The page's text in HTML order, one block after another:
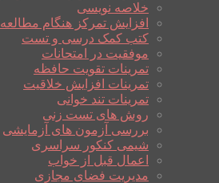
خلاصه نویسی
افزایش تمرکز هنگام مطالعه
کتب کمک درسی و تست
موفقیت در امتحانات
تمرینات تقویت حافظه
تمرینات افزایش خلاقیت
تمرینات تند خوانی
روش های تست زنی
بررسی آزمون های آزمایشی
شیمی کنکور سراسری
اعمال قبل از خواب
مدیریت فضای مجازی